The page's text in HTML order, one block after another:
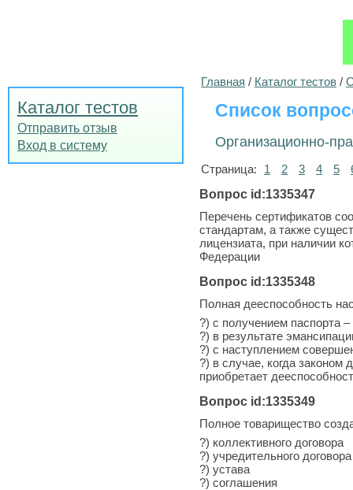
Каталог тестов
Отправить отзыв
Вход в систему
Главная / Каталог тестов /
Список
Организационно-
Страница: 1 2 3 4 5
Вопрос id:1335347
Перечень сертификатов
стандартам, а также
лицензиата, при наличии
Федерации
Вопрос id:1335348
Полная дееспособность
?) с получением паспорта
?) в результате
?) с наступлением
?) в случае, когда законом
приобретает
Вопрос id:1335349
Полное товарищество
?) коллективного договора
?) учредительного договора
?) устава
?) соглашения